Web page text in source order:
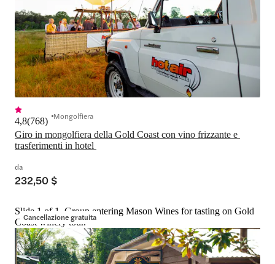
Giro in mongolfiera della Gold Coast con vino frizzante e
4,8(768) Mongolfiera
da
232,50 $
Cancellazione gratuita
Slide 1 of 1, Group entering Mason Wines for tasting on Gold
Coast winery tour.